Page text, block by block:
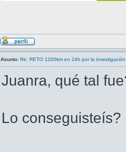
Asunto: Re: RETO 1200km en 24h por la
Juanra, qué tal
Lo conseguisteís?